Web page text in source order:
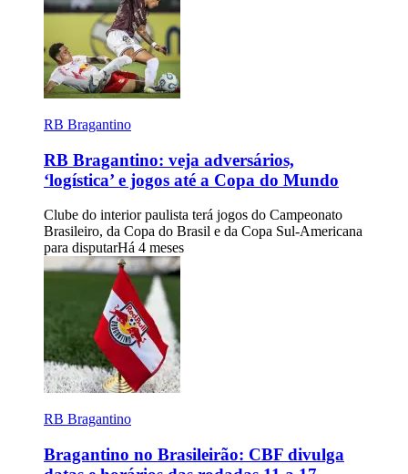
RB Bragantino
RB Bragantino: veja adversários,
‘logística’ e jogos até a Copa do Mundo
Clube do interior paulista terá jogos do Campeonato
Brasileiro, da Copa do Brasil e da Copa Sul-Americana
para disputarHá 4 meses
RB Bragantino
Bragantino no Brasileirão: CBF divulga